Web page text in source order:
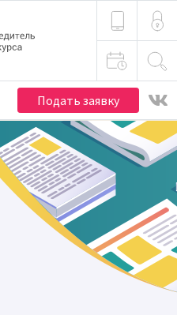
Подать заявку